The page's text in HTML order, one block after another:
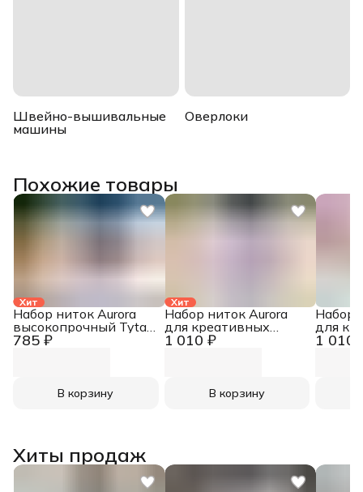
Швейно-вышивальные
машины
Оверлоки
Похожие товары
Хит
785 ₽
Набор ниток Aurora
высокопрочный Tytan
№ 60E
В корзину
Хит
1 010 ₽
Набор ниток Aurora
для креативных
работ Сирень AU-
В корзину
1 010
Набор
для
работ
Хиты продаж